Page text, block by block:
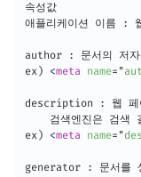
속성값
애플리케이션 이름 :
author : 문서의 저자
ex) <meta name= "
description : 웹 페
ex) <meta name= "
generator : 문서를